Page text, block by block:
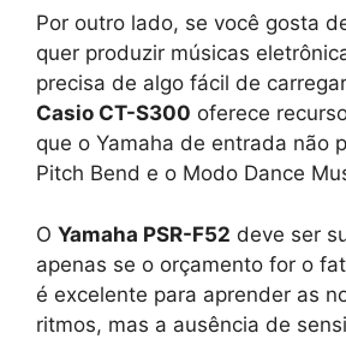
Por outro lado, se você gosta
quer produzir músicas
precisa de algo fácil de
Casio CT-S300 oferece
que o Yamaha de entrada não
Pitch Bend e o Modo Dance
O Yamaha PSR-F52 deve ser
apenas se o orçamento for o
é excelente para aprender as
ritmos, mas a ausência de